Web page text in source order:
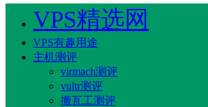
VPS精选网
VPS有趣用途
主机测评
virmach测评
vultr测评
搬瓦工测评